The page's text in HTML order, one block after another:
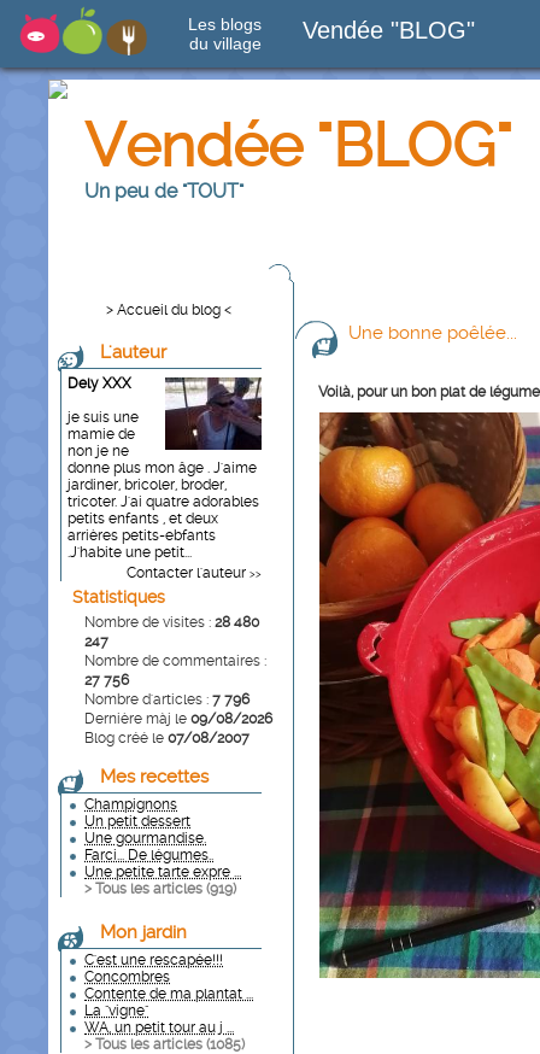
Les blogs
du village
Vendée "BLOG"
Vendée "BLOG"
Un peu de "TOUT"
> Accueil du blog <
L'auteur
Dely XXX
je suis une
mamie de
non je ne
donne plus mon âge . J'aime
jardiner, bricoler, broder,
tricoter. J'ai quatre adorables
petits enfants , et deux
arrières petits-ebfants
.J'habite une petit...
Contacter l'auteur >>
Statistiques
Nombre de visites : 28 480
247
Nombre de commentaires :
27 756
Nombre d'articles : 7 796
Dernière màj le 09/08/2026
Blog créé le 07/08/2007
Mes recettes
Champignons
Un petit dessert
Une gourmandise.
Farci... De légumes..
Une petite tarte expre ...
> Tous les articles (919)
Mon jardin
C'est une rescapée!!!
Concombres
Contente de ma plantat ...
La "vigne"
WA, un petit tour au j ...
> Tous les articles (1085)
Une bonne poêlée...
Voilà, pour un bon plat de